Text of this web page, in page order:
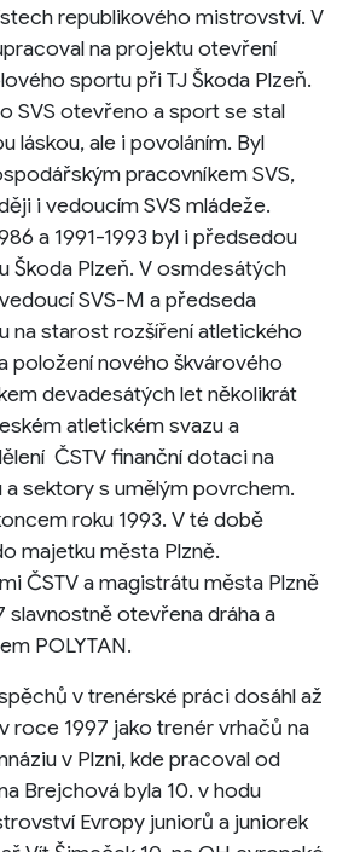
republikového mistrovství. V
na projektu otevření
sportu při TJ Škoda Plzeň.
SVS otevřeno a sport se stal
láskou, ale i povoláním. Byl
pracovníkem SVS,
i vedoucím SVS mládeže.
a 1991-1993 byl i předsedou
Škoda Plzeň. V osmdesátých
SVS-M a předseda
na starost rozšíření atletického
položení nového škvárového
devadesátých let několikrát
atletickém svazu a
ČSTV finanční dotaci na
a sektory s umělým povrchem.
roku 1993. V té době
majetku města Plzně.
ČSTV a magistrátu města Plzně
slavnostně otevřena dráha a
POLYTAN.
v trenérské práci dosáhl až
roce 1997 jako trenér vrhačů na
v Plzni, kde pracoval od
Brejchová byla 10. v hodu
Evropy juniorů a juniorek